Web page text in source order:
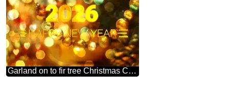
Garland on to fir tree Christmas Card Background Happy New Year 2026